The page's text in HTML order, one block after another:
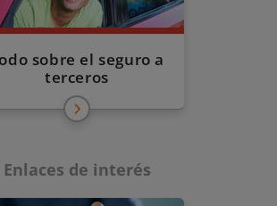
sobre el seguro a
terceros
Enlaces de interés